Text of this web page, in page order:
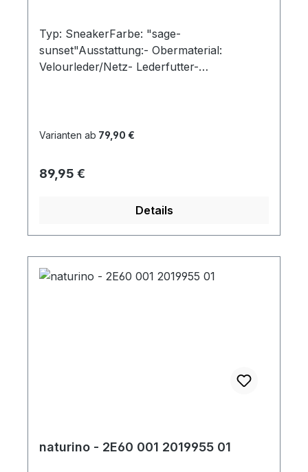
Typ: SneakerFarbe: "sage-
sunset"Ausstattung:- Obermaterial:
Velourleder/Netz- Lederfutter-
Varianten ab 79,90 €
Regulärer Preis:
89,95 €
Details
naturino - 2E60 001 2019955 01